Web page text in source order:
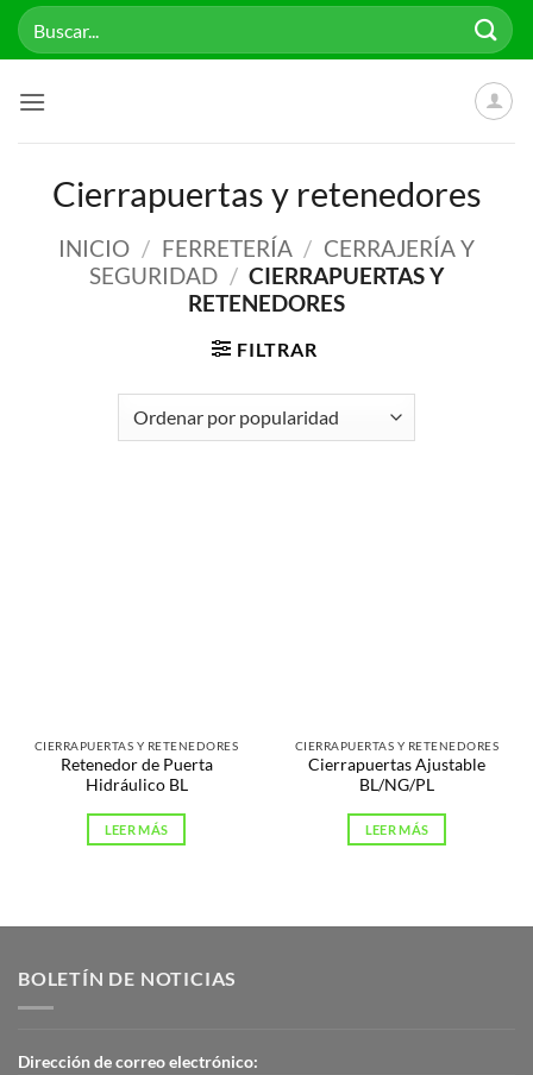
Saltar
Buscar
por:
Cierrapuertas y retenedores
INICIO / FERRETERÍA / CERRAJERÍA Y
SEGURIDAD / CIERRAPUERTAS Y
RETENEDORES
FILTRAR
CIERRAPUERTAS Y RETENEDORES
Retenedor de Puerta
Hidráulico BL
LEER MÁS
CIERRAPUERTAS Y RETENEDORES
Cierrapuertas Ajustable
BL/NG/PL
LEER MÁS
BOLETÍN DE NOTICIAS
Dirección de correo electrónico: